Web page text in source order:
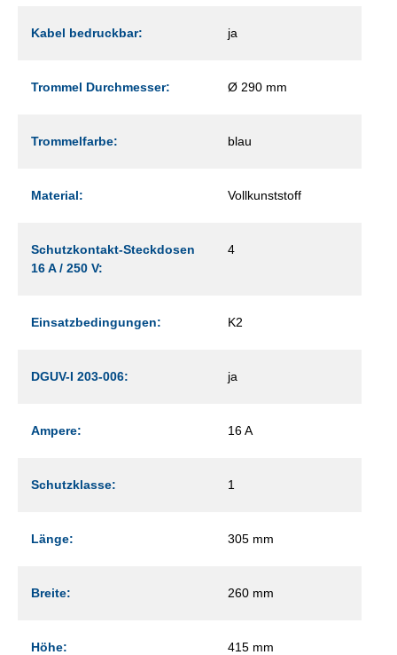
Kabel bedruckbar: ja
Trommel Durchmesser: Ø 290 mm
Trommelfarbe: blau
Material: Vollkunststoff
Schutzkontakt-Steckdosen
16 A / 250 V:
4
Einsatzbedingungen: K2
DGUV-I 203-006: ja
Ampere: 16 A
Schutzklasse: 1
Länge: 305 mm
Breite: 260 mm
Höhe: 415 mm